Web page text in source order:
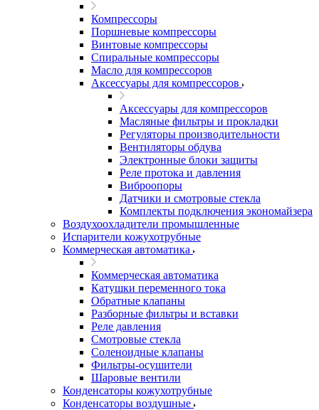
Компрессоры
Поршневые компрессоры
Винтовые компрессоры
Спиральные компрессоры
Масло для компрессоров
Аксессуары для компрессоров
Аксессуары для компрессоров
Масляные фильтры и прокладки
Регуляторы производительности
Вентиляторы обдува
Электронные блоки защиты
Реле протока и давления
Виброопоры
Датчики и смотровые стекла
Комплекты подключения экономайзера
Воздухоохладители промышленные
Испарители кожухотрубные
Коммерческая автоматика
Коммерческая автоматика
Катушки переменного тока
Обратные клапаны
Разборные фильтры и вставки
Реле давления
Смотровые стекла
Соленоидные клапаны
Фильтры-осушители
Шаровые вентили
Конденсаторы кожухотрубные
Конденсаторы воздушные